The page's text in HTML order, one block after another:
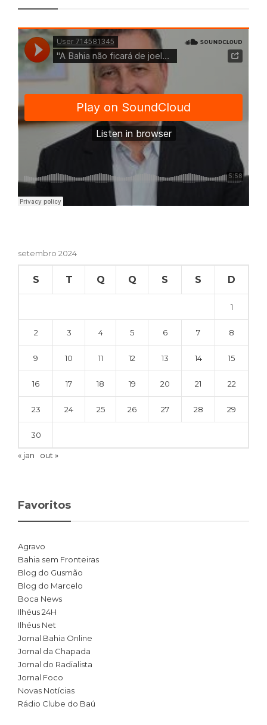
setembro 2024
S T Q Q S S D
1
2 3 4 5 6 7 8
9 10 11 12 13 14 15
16 17 18 19 20 21 22
23 24 25 26 27 28 29
30
« jan out »
Favoritos
Agravo
Bahia sem Fronteiras
Blog do Gusmão
Blog do Marcelo
Boca News
Ilhéus 24H
Ilhéus Net
Jornal Bahia Online
Jornal da Chapada
Jornal do Radialista
Jornal Foco
Novas Notícias
Rádio Clube do Baú